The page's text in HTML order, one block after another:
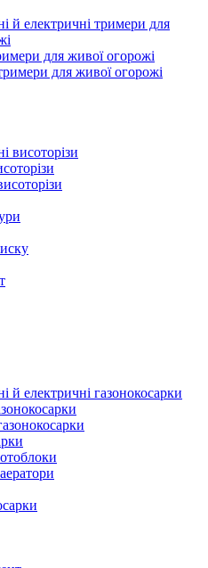
й електричні тримери для
для живої огорожі
для живої огорожі
висоторізи
й електричні газонокосарки